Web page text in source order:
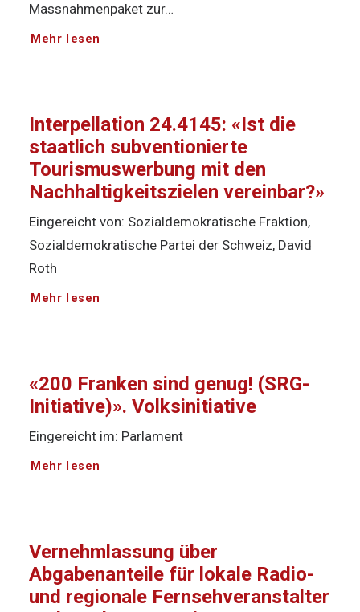
Massnahmenpaket zur…
Mehr lesen
Interpellation 24.4145: «Ist die
staatlich subventionierte
Tourismuswerbung mit den
Nachhaltigkeitszielen vereinbar?»
Eingereicht von: Sozialdemokratische Fraktion,
Sozialdemokratische Partei der Schweiz, David
Roth
Mehr lesen
«200 Franken sind genug! (SRG-
Initiative)». Volksinitiative
Eingereicht im: Parlament
Mehr lesen
Vernehmlassung über
Abgabenanteile für lokale Radio-
und regionale Fernsehveranstalter